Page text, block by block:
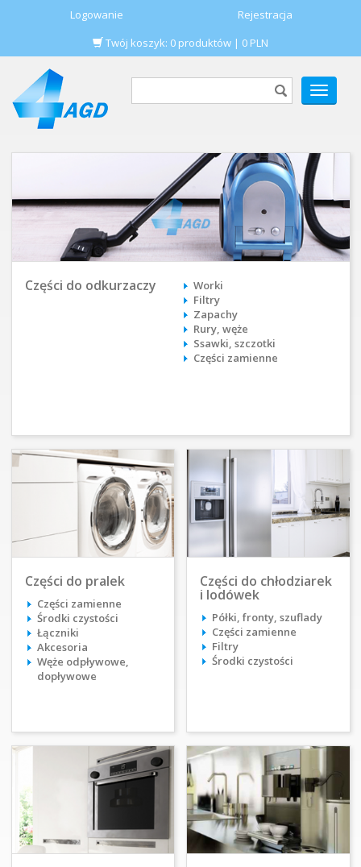
Logowanie
Rejestracja
Twój koszyk: 0 produktów | 0 PLN
POKAŻ
MENU
Części do odkurzaczy
Worki
Filtry
Zapachy
Rury, węże
Ssawki, szczotki
Części zamienne
Części do pralek
Części zamienne
Środki czystości
Łączniki
Akcesoria
Węże odpływowe,
dopływowe
Części do chłodziarek
i lodówek
Półki, fronty, szuflady
Części zamienne
Filtry
Środki czystości